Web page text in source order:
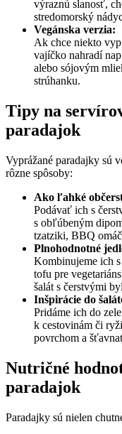
výraznú slanosť,
stredomorský
Vegánska verzia:
Ak chce niekto
vajíčko nahradí
alebo sójovým
strúhanku.
Tipy na
paradajok
Vyprážané paradajky sú
rôzne spôsoby:
Ako ľahké
Podávať ich s
s obľúbeným
tzatziki, BBQ
Plnohodnotné
Kombinujeme ich
tofu pre
šalát s čerstvými
Inšpirácie do
Pridáme ich do
k cestovinám či
povrchom a
Nutričné
paradajok
Paradajky sú nielen